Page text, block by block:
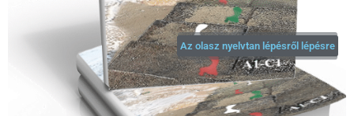
Az olasz nyelvtan lépésről lépésre